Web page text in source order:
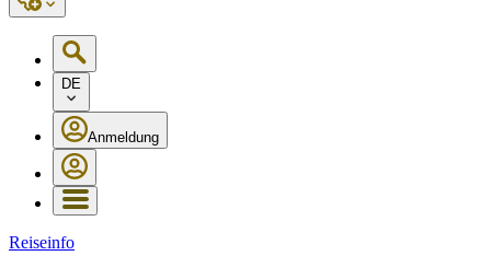
DE
Anmeldung
Reiseinfo